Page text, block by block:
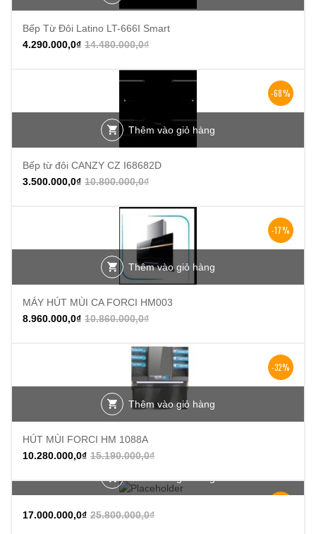
Bếp Từ Đôi Latino LT-666I Smart
14.480.000,0₫
4.290.000,0₫
-68%
Thêm vào giỏ hàng
Bếp từ đôi CANZY CZ I68682D
10.800.000,0₫
3.500.000,0₫
-17%
Thêm vào giỏ hàng
MÁY HÚT MÙI CA FORCI HM003
10.860.000,0₫
8.960.000,0₫
-32%
Thêm vào giỏ hàng
HÚT MÙI FORCI HM 1088A
15.190.000,0₫
10.280.000,0₫
25.800.000,0₫
17.000.000,0₫